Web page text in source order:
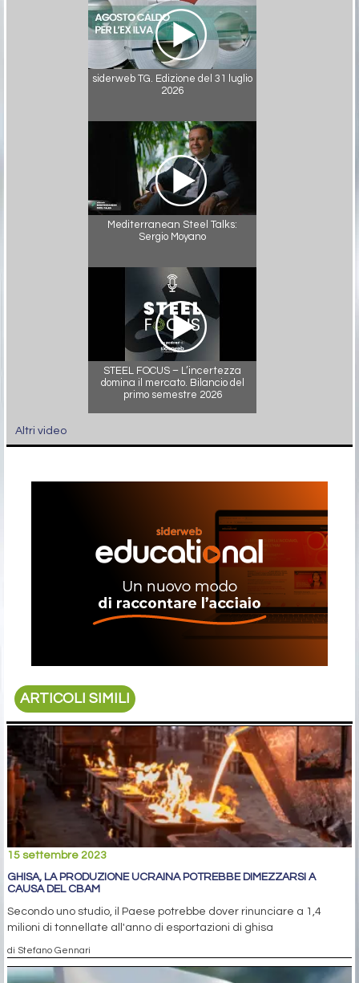
siderweb TG. Edizione del 31 luglio
2026
Mediterranean Steel Talks:
Sergio Moyano
STEEL FOCUS – L’incertezza
domina il mercato. Bilancio del
primo semestre 2026
Altri video
ARTICOLI SIMILI
15 settembre 2023
GHISA, LA PRODUZIONE UCRAINA POTREBBE DIMEZZARSI A
CAUSA DEL CBAM
Secondo uno studio, il Paese potrebbe dover rinunciare a 1,4
milioni di tonnellate all'anno di esportazioni di ghisa
di Stefano Gennari